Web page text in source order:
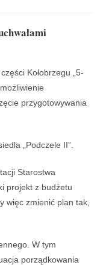
Kołobrzegu „5-
przygotowywania
„Podczele II”.
Starostwa
projekt z budżetu
więc zmienić plan tak,
W tym
porządkowania